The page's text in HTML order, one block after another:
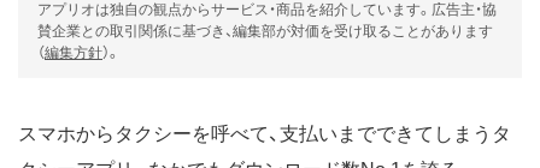
アプリオは独自の観点からサービス・商品を紹介しています。広告主・協
賛企業との取引関係に基づき、編集部が対価を受け取ることがあります
（編集方針）。
スマホからタクシーを呼べて、支払いまでできてしまうタ